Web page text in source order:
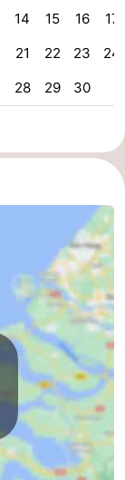
14 15 16 17
21 22 23 24
28 29 30